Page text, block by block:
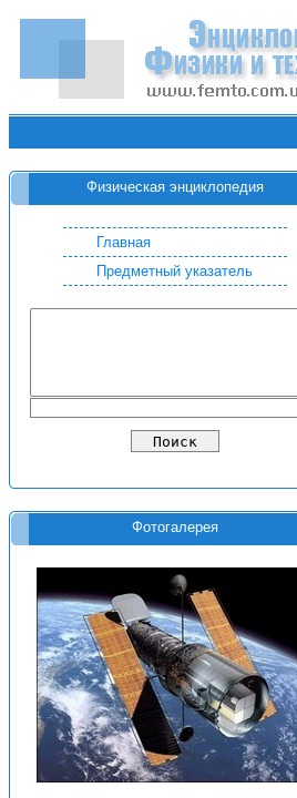
Физическая энциклопедия
Главная
Предметный указатель
Фотогалерея